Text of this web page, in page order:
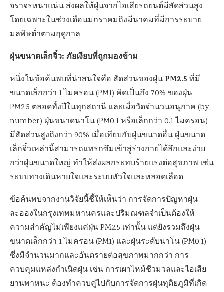
จราจรหนาแน่น ส่งผลให้ฝุ่นจากไอเสียรถยนต์มีสัดส่วนสูง
โดยเฉพาะในช่วงเดือนมกราคมถึงมีนาคมที่มีการระบาย
มลพิษต่ำตามฤดูกาล
ฝุ่นขนาดเล็กจิ๋ว: ภัยเงียบที่ถูกมองข้าม
หนึ่งในข้อค้นพบที่น่าสนใจคือ สัดส่วนของฝุ่น PM2.5 ที่มี
ขนาดเล็กกว่า 1 ไมครอน (PM1) คิดเป็นถึง 70% ของฝุ่น
PM2.5 ตลอดทั้งปีในทุกสถานี และเมื่อวัดจำนวนอนุภาค (by
number) ฝุ่นขนาดนาโน (PM0.1 หรือเล็กกว่า 0.1 ไมครอน)
มีสัดส่วนสูงถึงกว่า 90% เมื่อเทียบกับฝุ่นขนาดอื่น ฝุ่นขนาด
เล็กจิ๋วเหล่านี้สามารถแทรกซึมเข้าสู่ร่างกายได้ลึกและง่าย
กว่าฝุ่นขนาดใหญ่ ทำให้ส่งผลกระทบร้ายแรงต่อสุขภาพ เช่น
ระบบทางเดินหายใจและระบบหัวใจและหลอดเลือด
ข้อค้นพบจากงานวิจัยนี้ชี้ให้เห็นว่า การจัดการปัญหาฝุ่น
ละอองในกรุงเทพมหานครและปริมณฑลจำเป็นต้องให้
ความสำคัญไม่เพียงแค่ฝุ่น PM2.5 เท่านั้น แต่ยังรวมถึงฝุ่น
ขนาดเล็กกว่า 1 ไมครอน (PM1) และฝุ่นระดับนาโน (PM0.1)
ซึ่งมีจำนวนมากและอันตรายต่อสุขภาพมากกว่า การ
ควบคุมแหล่งกำเนิดฝุ่น เช่น การเผาไหม้ชีวมวลและไอเสีย
ยานพาหนะ ต้องทำควบคู่ไปกับการจัดการฝุ่นทุติยภูมิที่เกิด